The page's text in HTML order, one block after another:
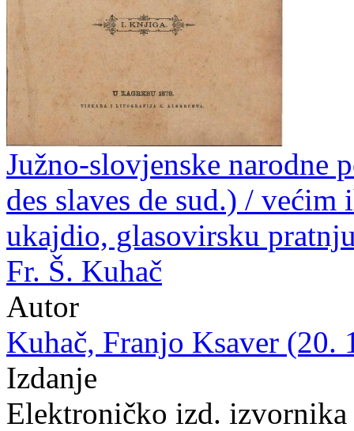
Južno-slovjenske narodne
des slaves de sud.) /
ukajdio, glasovirsku
Fr. Š. Kuhač
Autor
Kuhač, Franjo Ksaver (20.
Izdanje
Elektroničko izd. izvornika